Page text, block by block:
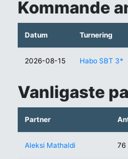
Kommande
Datum Turnering
2026-08-15 Habo SBT 3*
Vanligaste
Partner
Aleksi Mathaldi 76